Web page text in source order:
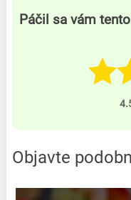
Páčil sa vám
Objavte